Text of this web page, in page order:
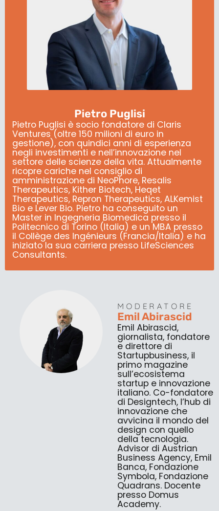
Pietro Puglisi
Pietro Puglisi è socio fondatore di Claris
Ventures (oltre 150 milioni di euro in
gestione), con quindici anni di esperienza
negli investimenti e nell’innovazione nel
settore delle scienze della vita. Attualmente
ricopre cariche nel consiglio di
amministrazione di NeoPhore, Resalis
Therapeutics, Kither Biotech, Heqet
Therapeutics, Repron Therapeutics, ALKemist
Bio e Lever Bio. Pietro ha conseguito un
Master in Ingegneria Biomedica presso il
Politecnico di Torino (Italia) e un MBA presso
il Collège des Ingénieurs (Francia/Italia) e ha
iniziato la sua carriera presso LifeSciences
Consultants.
MODERATORE
Emil Abirascid
Emil Abirascid,
giornalista, fondatore
e direttore di
Startupbusiness, il
primo magazine
sull’ecosistema
startup e innovazione
italiano. Co-fondatore
di Designtech, l’hub di
innovazione che
avvicina il mondo del
design con quello
della tecnologia.
Advisor di Austrian
Business Agency, Emil
Banca, Fondazione
Symbola, Fondazione
Quadrans. Docente
presso Domus
Academy.